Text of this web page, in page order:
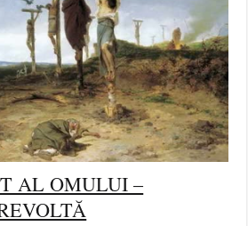
AL OMULUI –